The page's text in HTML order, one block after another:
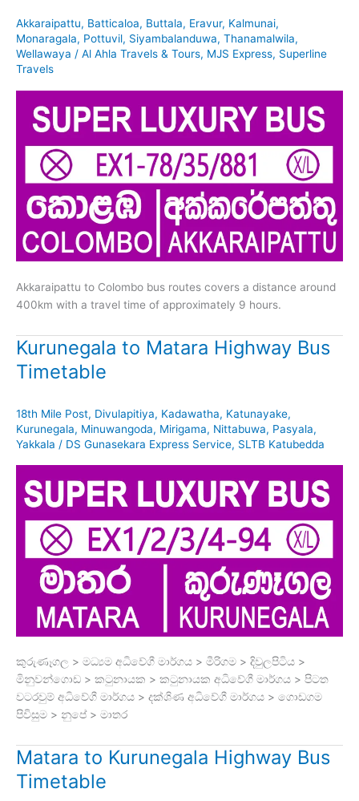
Akkaraipattu, Batticaloa, Buttala, Eravur, Kalmunai,
Monaragala, Pottuvil, Siyambalanduwa, Thanamalwila,
Wellawaya / Al Ahla Travels & Tours, MJS Express, Superline
Travels
Akkaraipattu to Colombo bus routes covers a distance around
400km with a travel time of approximately 9 hours.
Kurunegala to Matara Highway Bus
Timetable
18th Mile Post, Divulapitiya, Kadawatha, Katunayake,
Kurunegala, Minuwangoda, Mirigama, Nittabuwa, Pasyala,
Yakkala / DS Gunasekara Express Service, SLTB Katubedda
කුරුණෑගල > මධ්‍යම අධිවේගී මාර්ගය > මීරිගම > දිවුලපිටිය >
මිනුවන්ගොඩ > කටුනායක > කටුනායක අධිවේගී මාර්ගය > පිටත
වටරවුම් අධිවේගී මාර්ගය > දක්ශිණ අධිවේගී මාර්ගය > ගොඩගම
පිවිසුම > නුපේ > මාතර
Matara to Kurunegala Highway Bus
Timetable